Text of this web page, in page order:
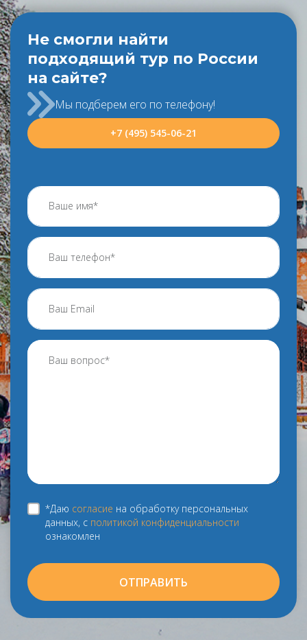
Не смогли найти
подходящий тур по России
на сайте?
Мы подберем его по телефону!
+7 (495) 545-06-21
*Даю согласие на обработку персональных
данных, с политикой конфиденциальности
ознакомлен
ОТПРАВИТЬ